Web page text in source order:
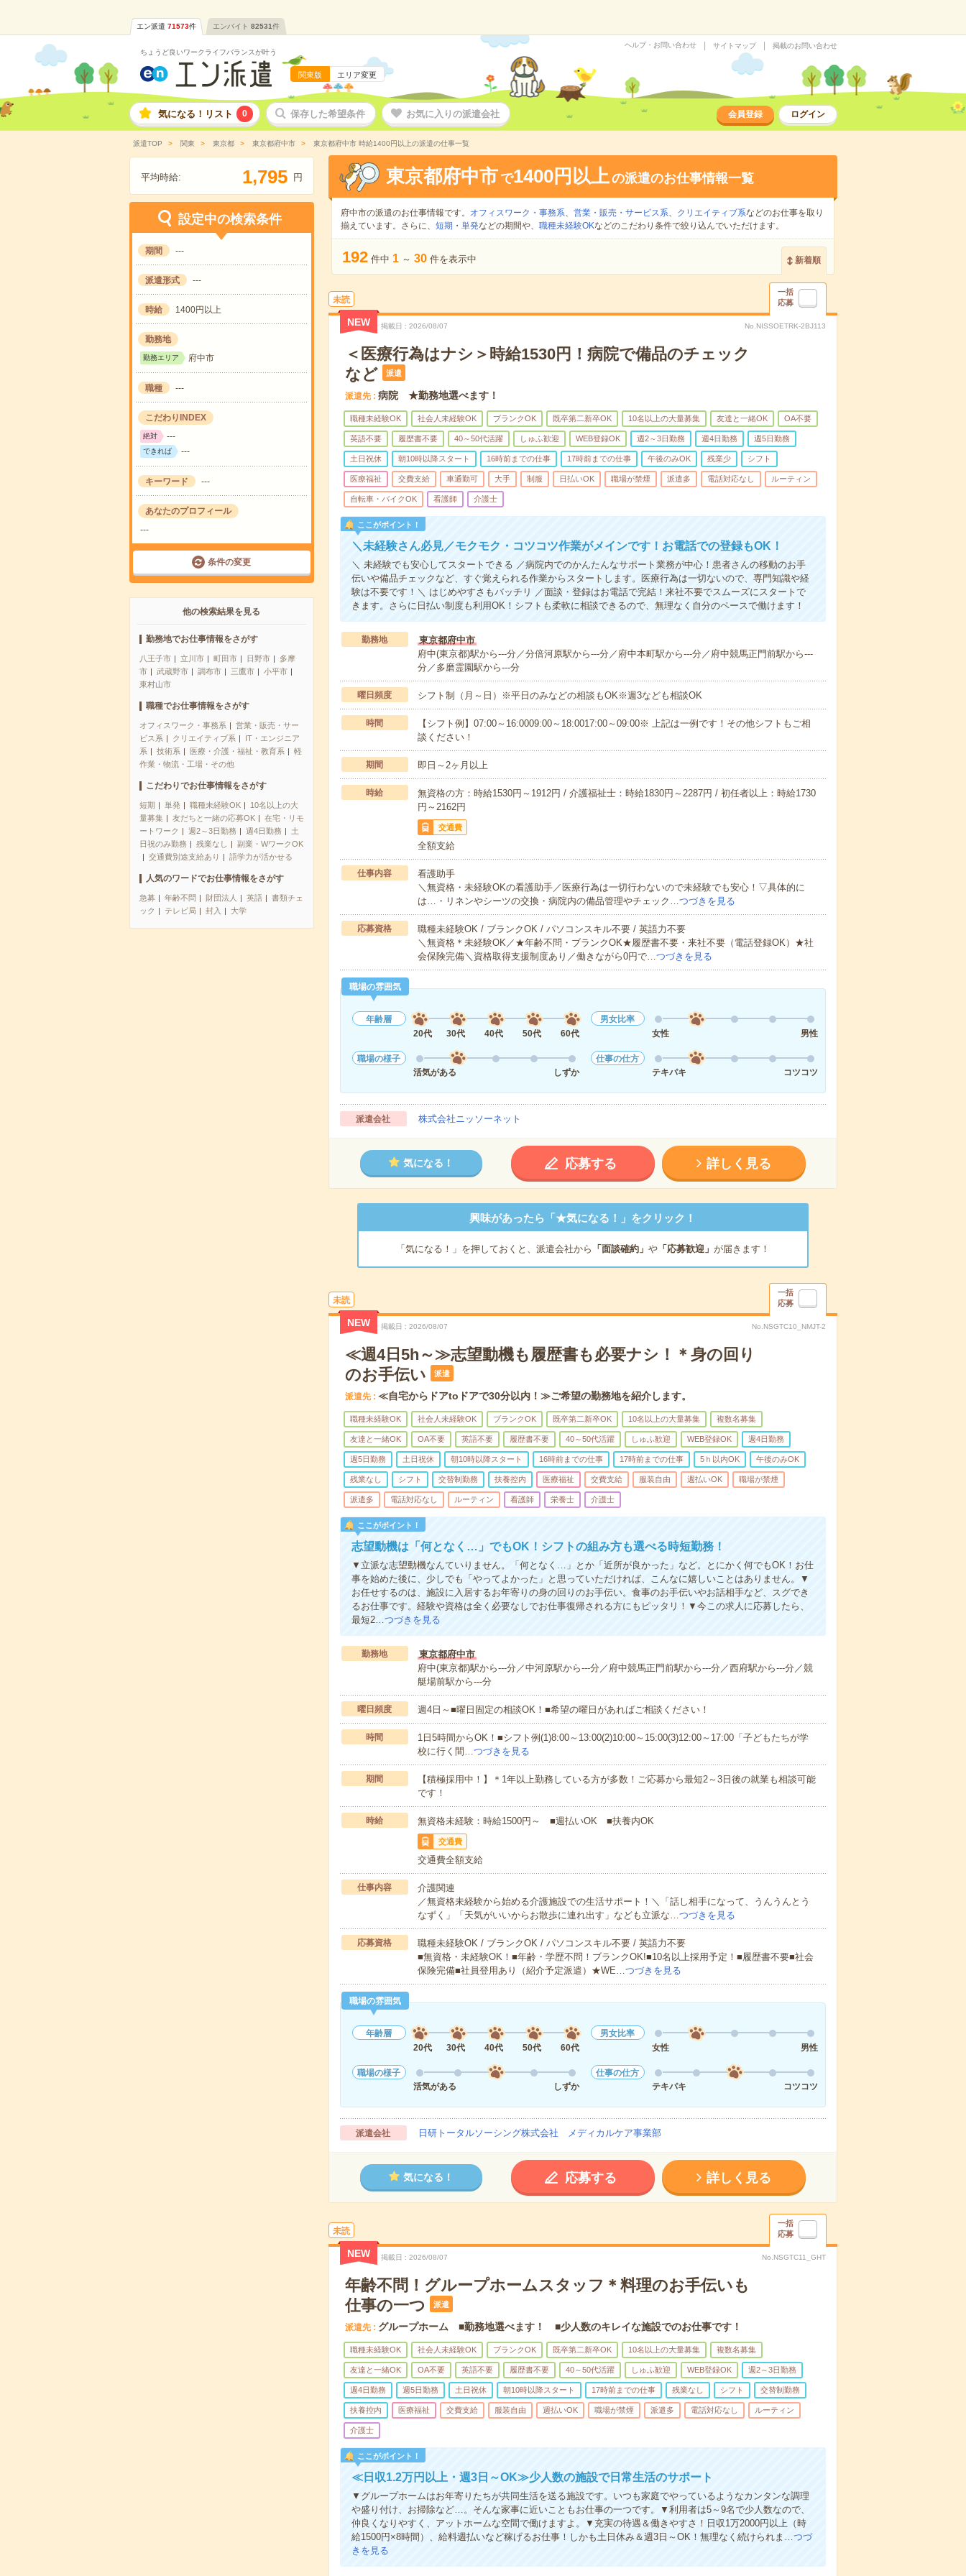
エン派遣 71573件 エンバイト 82531件
ちょうど良いワークライフバランスが叶う
関東版 エリア変更
ヘルプ・お問い合わせ サイトマップ 掲載のお問い合わせ
気になる！リスト 0 保存した希望条件 お気に入りの派遣会社 会員登録 ログイン
派遣TOP 関東 東京都 東京都府中市 東京都府中市 時給1400円以上の派遣の仕事一覧
平均時給: 1,795 円
設定中の検索条件
期間 ---
派遣形式 ---
時給 1400円以上
勤務地
勤務エリア 府中市
職種 ---
こだわりINDEX
絶対 ---
できれば ---
キーワード ---
あなたのプロフィール
---
条件の変更
他の検索結果を見る
勤務地でお仕事情報をさがす
八王子市 立川市 町田市 日野市
多摩
市
武蔵野市 調布市 三鷹市
小平市
東村山市
職種でお仕事情報をさがす
オフィスワーク・事務系
営業・販売・サー
ビス系
クリエイティブ系
IT・エンジニア
系
技術系 医療・介護・福祉・教育系
軽
作業・物流・工場・その他
こだわりでお仕事情報をさがす
短期 単発 職種未経験OK
10名以上の大
量募集
友だちと一緒の応募OK
在宅・リモ
ートワーク
週2～3日勤務 週4日勤務
土
日祝のみ勤務
残業なし
副業・WワークOK
交通費別途支給あり
語学力が活かせる
人気のワードでお仕事情報をさがす
急募 年齢不問 財団法人 英語
書類チェ
ック
テレビ局 封入 大学
東京都府中市 で1400円以上の派遣のお仕事情報一覧
府中市の派遣のお仕事情報です。 オフィスワーク・事務系、 営業・販売・サービス系、 クリエイティブ系などのお仕事を取り
揃えています。さらに、 短期 ・ 単発などの期間や、 職種未経験OKなどのこだわり条件で絞り込んでいただけます。
192 件中 1 ～ 30 件を表示中 新着順
未読
一括
応募
NEW 掲載日 2026/08/07 No.NISSOETRK-2BJ113
＜医療行為はナシ＞時給1530円！病院で備品のチェック
など
派遣
派遣先 病院 ★勤務地選べます！
職種未経験OK 社会人未経験OK ブランクOK 既卒第二新卒OK 10名以上の大量募集 友達と一緒OK OA不要
英語不要 履歴書不要 40～50代活躍 しゅふ歓迎 WEB登録OK 週2～3日勤務 週4日勤務 週5日勤務
土日祝休 朝10時以降スタート 16時前までの仕事 17時前までの仕事 午後のみOK 残業少 シフト
医療福祉 交費支給 車通勤可 大手 制服 日払いOK 職場が禁煙 派遣多 電話対応なし ルーティン
自転車・バイクOK 看護師 介護士
ここがポイント！
＼未経験さん必見／モクモク・コツコツ作業がメインです！お電話での登録もOK！
＼ 未経験でも安心してスタートできる ／病院内でのかんたんなサポート業務が中心！患者さんの移動のお手
伝いや備品チェックなど、すぐ覚えられる作業からスタートします。医療行為は一切ないので、専門知識や経
験は不要です！＼ はじめやすさもバッチリ ／面談・登録はお電話で完結！来社不要でスムーズにスタートで
きます。さらに日払い制度も利用OK！シフトも柔軟に相談できるので、無理なく自分のペースで働けます！
勤務地
東京都府中市
府中(東京都)駅から---分／分倍河原駅から---分／府中本町駅から---分／府中競馬正門前駅から---
分／多磨霊園駅から---分
曜日頻度 シフト制（月～日）※平日のみなどの相談もOK※週3なども相談OK
時間
【シフト例】07:00～16:0009:00～18:0017:00～09:00※ 上記は一例です！その他シフトもご相
談ください！
期間 即日～2ヶ月以上
時給
無資格の方：時給1530円～1912円 / 介護福祉士：時給1830円～2287円 / 初任者以上：時給1730
円～2162円
交通費
全額支給
仕事内容
看護助手
＼無資格・未経験OKの看護助手／医療行為は一切行わないので未経験でも安心！▽具体的に
は…・リネンやシーツの交換・病院内の備品管理やチェック…つづきを見る
応募資格
職種未経験OK / ブランクOK / パソコンスキル不要 / 英語力不要
＼無資格＊未経験OK／★年齢不問・ブランクOK★履歴書不要・来社不要（電話登録OK）★社
会保険完備＼資格取得支援制度あり／働きながら0円で…つづきを見る
職場の雰囲気
年齢層
20代
30代 40代 50代 60代
男女比率
女性
男性
職場の様子
活気がある
しずか
仕事の仕方
テキパキ
コツコツ
派遣会社 株式会社ニッソーネット
気になる！ 応募する 詳しく見る
興味があったら「★気になる！」をクリック！
「気になる！」を押しておくと、派遣会社から 「面談確約」 や「応募歓迎」 が届きます！
未読
一括
応募
NEW 掲載日 2026/08/07 No.NSGTC10_NMJT-2
≪週4日5h～≫志望動機も履歴書も必要ナシ！＊身の回り
のお手伝い
派遣
派遣先 ≪自宅からドアtoドアで30分以内！≫ご希望の勤務地を紹介します。
職種未経験OK 社会人未経験OK ブランクOK 既卒第二新卒OK 10名以上の大量募集 複数名募集
友達と一緒OK OA不要 英語不要 履歴書不要 40～50代活躍 しゅふ歓迎 WEB登録OK 週4日勤務
週5日勤務 土日祝休 朝10時以降スタート 16時前までの仕事 17時前までの仕事 5ｈ以内OK 午後のみOK
残業なし シフト 交替制勤務 扶養控内 医療福祉 交費支給 服装自由 週払いOK 職場が禁煙
派遣多 電話対応なし ルーティン 看護師 栄養士 介護士
ここがポイント！
志望動機は「何となく…」でもOK！シフトの組み方も選べる時短勤務！
▼立派な志望動機なんていりません。「何となく…」とか「近所が良かった」など。とにかく何でもOK！お仕
事を始めた後に、少しでも「やってよかった」と思っていただければ、こんなに嬉しいことはありません。▼
お任せするのは、施設に入居するお年寄りの身の回りのお手伝い。食事のお手伝いやお話相手など、スグでき
るお仕事です。経験や資格は全く必要なしでお仕事復帰される方にもピッタリ！▼今この求人に応募したら、
最短2…つづきを見る
勤務地
東京都府中市
府中(東京都)駅から---分／中河原駅から---分／府中競馬正門前駅から---分／西府駅から---分／競
艇場前駅から---分
曜日頻度 週4日～■曜日固定の相談OK！■希望の曜日があればご相談ください！
時間
1日5時間からOK！■シフト例(1)8:00～13:00(2)10:00～15:00(3)12:00～17:00「子どもたちが学
校に行く間…つづきを見る
期間
【積極採用中！】＊1年以上勤務している方が多数！ご応募から最短2～3日後の就業も相談可能
です！
時給 無資格未経験：時給1500円～ ■週払いOK ■扶養内OK
交通費
交通費全額支給
仕事内容
介護関連
／無資格未経験から始める介護施設での生活サポート！＼「話し相手になって、うんうんとう
なずく」「天気がいいからお散歩に連れ出す」なども立派な…つづきを見る
応募資格
職種未経験OK / ブランクOK / パソコンスキル不要 / 英語力不要
■無資格・未経験OK！■年齢・学歴不問！ブランクOK!■10名以上採用予定！■履歴書不要■社会
保険完備■社員登用あり（紹介予定派遣）★WE…つづきを見る
職場の雰囲気
年齢層
20代
30代 40代 50代 60代
男女比率
女性
男性
職場の様子
活気がある
しずか
仕事の仕方
テキパキ
コツコツ
派遣会社 日研トータルソーシング株式会社 メディカルケア事業部
気になる！ 応募する 詳しく見る
未読
一括
応募
NEW 掲載日 2026/08/07 No.NSGTC11_GHT
年齢不問！グループホームスタッフ＊料理のお手伝いも
仕事の一つ
派遣
派遣先 グループホーム ■勤務地選べます！ ■少人数のキレイな施設でのお仕事です！
職種未経験OK 社会人未経験OK ブランクOK 既卒第二新卒OK 10名以上の大量募集 複数名募集
友達と一緒OK OA不要 英語不要 履歴書不要 40～50代活躍 しゅふ歓迎 WEB登録OK 週2～3日勤務
週4日勤務 週5日勤務 土日祝休 朝10時以降スタート 17時前までの仕事 残業なし シフト 交替制勤務
扶養控内 医療福祉 交費支給 服装自由 週払いOK 職場が禁煙 派遣多 電話対応なし ルーティン
介護士
ここがポイント！
≪日収1.2万円以上・週3日～OK≫少人数の施設で日常生活のサポート
▼グループホームはお年寄りたちが共同生活を送る施設です。いつも家庭でやっているようなカンタンな調理
や盛り付け、お掃除など…。そんな家事に近いこともお仕事の一つです。▼利用者は5～9名で少人数なので、
仲良くなりやすく、アットホームな空間で働けますよ。▼充実の待遇＆働きやすさ！日収1万2000円以上（時
給1500円×8時間）、給料週払いなど稼げるお仕事！しかも土日休み＆週3日～OK！無理なく続けられま…つづ
きを見る